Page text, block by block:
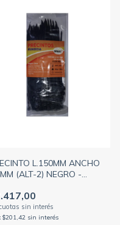
L.150MM ANCHO
(ALT-2) NEGRO -
$201,42 sin interés